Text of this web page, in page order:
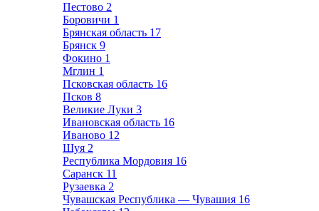
Пестово 2
Боровичи 1
Брянская область 17
Брянск 9
Фокино 1
Мглин 1
Псковская область 16
Псков 8
Великие Луки 3
Ивановская область 16
Иваново 12
Шуя 2
Республика Мордовия 16
Саранск 11
Рузаевка 2
Чувашская Республика — Чувашия 16